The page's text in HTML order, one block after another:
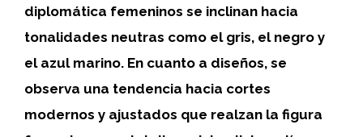
diplomática femeninos se inclinan hacia
tonalidades neutras como el gris, el negro y
el azul marino. En cuanto a diseños, se
observa una tendencia hacia cortes
modernos y ajustados que realzan la figura